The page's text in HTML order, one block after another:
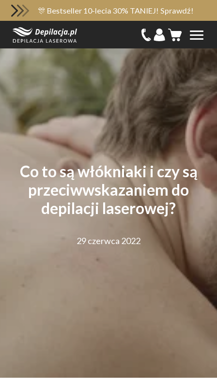
🎊 Bestseller 10-lecia 30% TANIEJ! Sprawdź!
Co to są włókniaki i czy są
przeciwwskazaniem do
depilacji laserowej?
29 czerwca 2022